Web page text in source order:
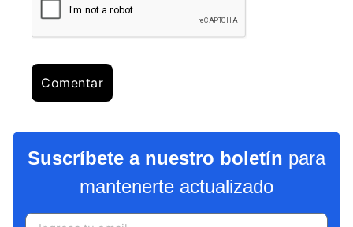
Suscríbete a nuestro boletín para
mantenerte actualizado